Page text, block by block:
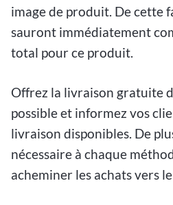
image de produit. De cette
sauront immédiatement
total pour ce produit.
Offrez la livraison gratuite
possible et informez vos
livraison disponibles. De
nécessaire à chaque
acheminer les achats vers